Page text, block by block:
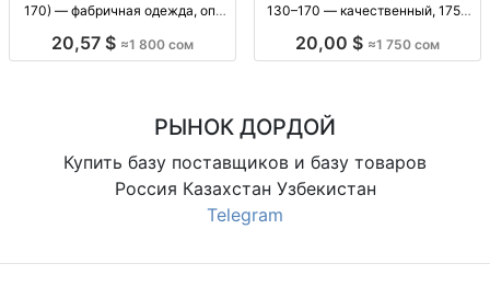
170) — фабричная одежда, опт
рост 130–170; код 3750; 5шт/
20,57 $ ≈1 800 сом
130–170 — качественный, 1750
170; унисекс/для спорта;
20,00 $ ≈1 750 сом
РЫНОК ДОРДОЙ
Купить базу поставщиков и базу товаров
Россия Казахстан Узбекистан
Telegram